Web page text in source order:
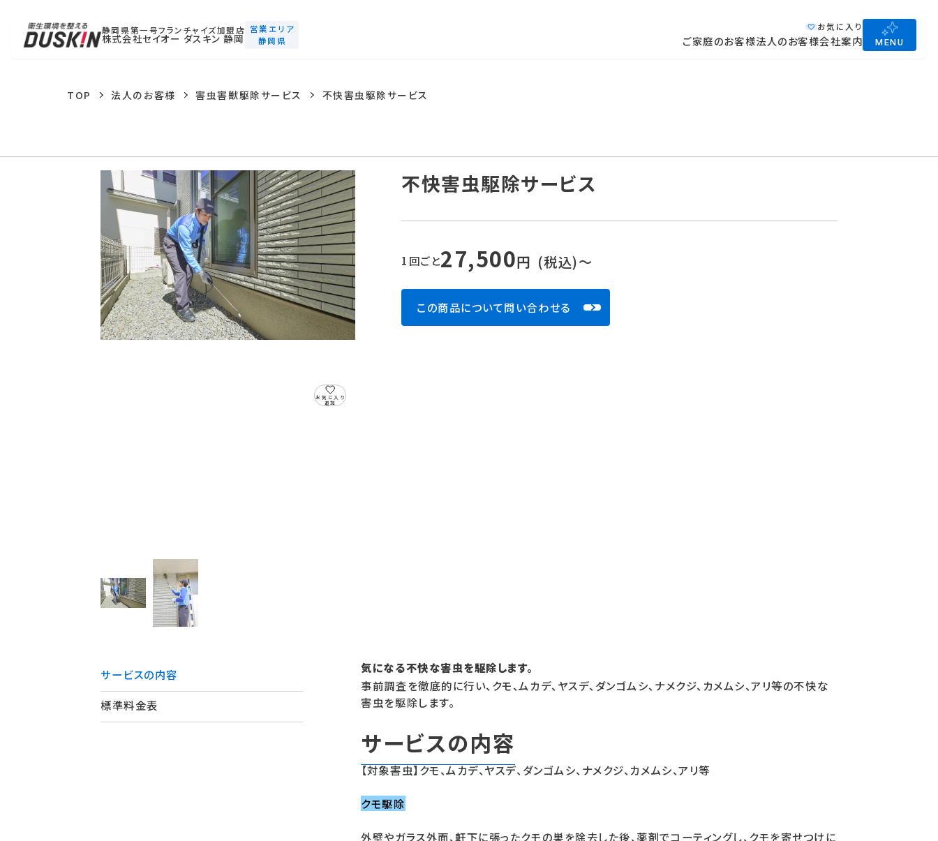
静岡県第一号フランチャイズ加盟店
株式会社セイオー ダスキン 静岡
営業エリア
静岡県
お気に入り
ご家庭のお客様法人のお客様会社案内 MENU
TOP 法人のお客様 害虫害獣駆除サービス 不快害虫駆除サービス
お気に入り
追加
不快害虫駆除サービス
1回ごと27,500円 (税込)〜
この商品について問い合わせる
サービスの内容
標準料金表
気になる不快な害虫を駆除します。
事前調査を徹底的に行い、クモ、ムカデ、ヤスデ、ダンゴムシ、ナメクジ、カメムシ、アリ等の不快な
害虫を駆除します。
サービスの内容
【対象害虫】クモ、ムカデ、ヤスデ、ダンゴムシ、ナメクジ、カメムシ、アリ等
クモ駆除
外壁やガラス外面、軒下に張ったクモの巣を除去した後、薬剤でコーティングし、クモを寄せつけに